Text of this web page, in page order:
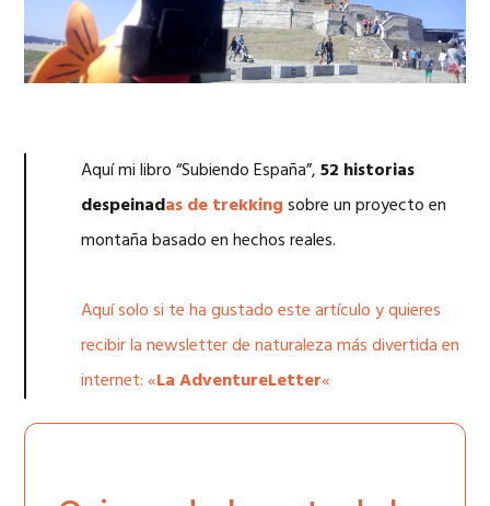
Aquí mi libro “Subiendo España”,52 historias
despeinadas de trekking sobre un proyecto en
montaña basado en hechos reales.
Aquí solo si te ha gustado este artículo y quieres
recibir la newsletter de naturaleza más divertida en
internet: «La AdventureLetter«